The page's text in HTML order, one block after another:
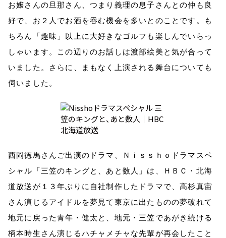
お嬢さんの旦那さん、つまり義理の息子さんとの仲も良
好で、お２人でお酒を吞む機会を多いとのことです。も
ちろん「趣味」以上に大好きなゴルフも楽しんでいらっ
しゃいます。この辺りのお話しは渡部絵美と気が合って
いました。さらに、まもなく上演される舞台についても
伺いました。
西岡徳馬さんご出演のドラマ、Ｎｉｓｓｈｏドラマスペ
シャル「三笠のキングと、あと数人」は、ＨＢＣ・北海
道放送が１３年ぶりに自社制作したドラマで、高杉真宙
さん演じるアイドルを夢見て東京に出たものの夢破れて
地元に戻った青年・健太と、地元・三笠であがき続ける
柄本時生さん演じるハチャメチャな先輩が再会したこと